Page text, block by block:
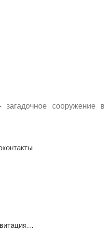
загадочное сооружение в